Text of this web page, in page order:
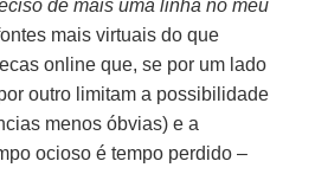
de mais uma linha no meu
mais virtuais do que
online que, se por um lado
outro limitam a possibilidade
menos óbvias) e a
ocioso é tempo perdido –